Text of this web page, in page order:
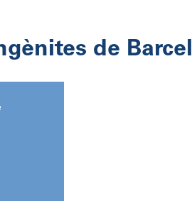
de